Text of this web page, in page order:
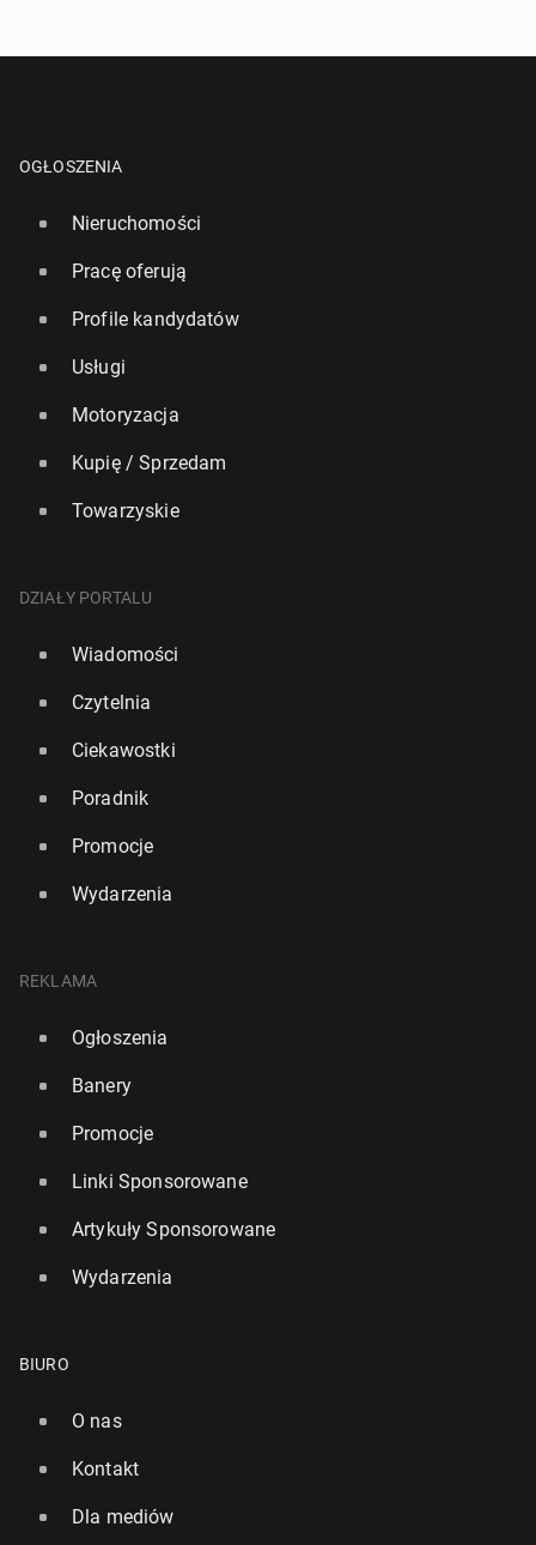
OGŁOSZENIA
Nieruchomości
Pracę oferują
Profile kandydatów
Usługi
Motoryzacja
Kupię / Sprzedam
Towarzyskie
DZIAŁY PORTALU
Wiadomości
Czytelnia
Ciekawostki
Poradnik
Promocje
Wydarzenia
REKLAMA
Ogłoszenia
Banery
Promocje
Linki Sponsorowane
Artykuły Sponsorowane
Wydarzenia
BIURO
O nas
Kontakt
Dla mediów